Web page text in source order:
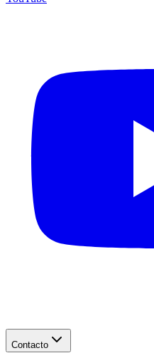
Contacto